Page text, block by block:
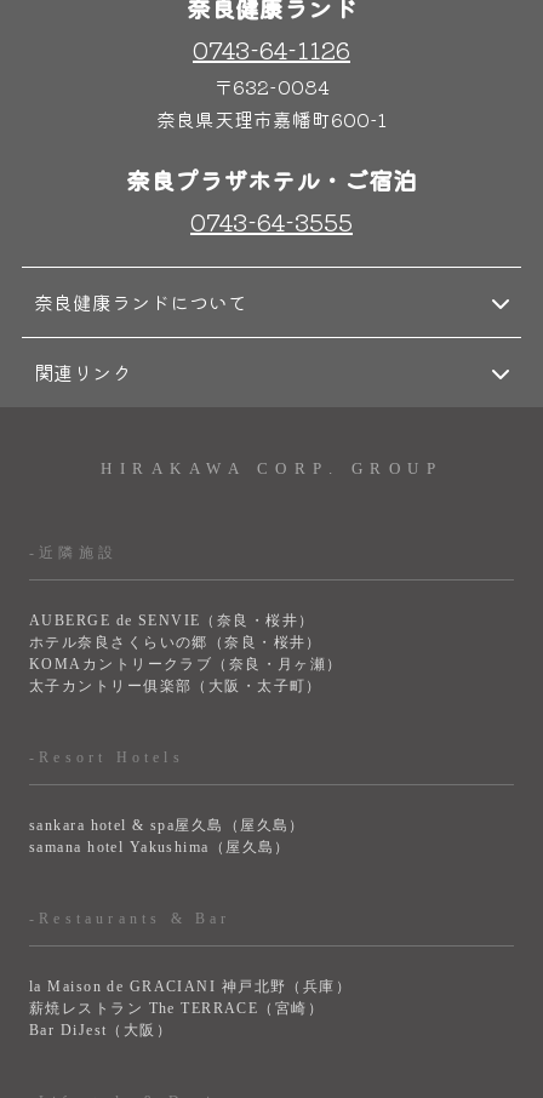
奈良健康ランド
0743-64-1126
〒632-0084
奈良県天理市嘉幡町600-1
奈良プラザホテル・ご宿泊
0743-64-3555
奈良健康ランドについて
関連リンク
HIRAKAWA CORP. GROUP
-近隣施設
AUBERGE de SENVIE（奈良・桜井）
ホテル奈良さくらいの郷（奈良・桜井）
KOMAカントリークラブ（奈良・月ヶ瀬）
太子カントリー俱楽部（大阪・太子町）
-Resort Hotels
sankara hotel & spa屋久島（屋久島）
samana hotel Yakushima（屋久島）
-Restaurants & Bar
la Maison de GRACIANI 神戸北野（兵庫）
薪焼レストラン The TERRACE（宮崎）
Bar DiJest（大阪）